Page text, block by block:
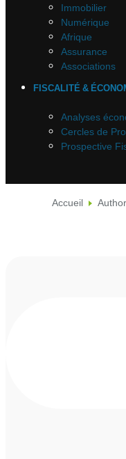
Immobilier
Numérique
Afrique
Assurance
Associations
FISCALITÉ &
Analyses
Cercles de
Prospective
Accueil